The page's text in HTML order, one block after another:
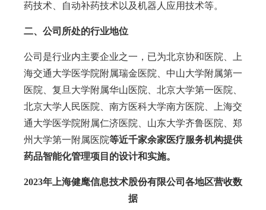
药技术、自动补药技术以及机器人应用技术等。
二、公司所处的行业地位
公司是行业内主要企业之一，已为北京协和医院、上
海交通大学医学院附属瑞金医院、中山大学附属第一
医院、复旦大学附属华山医院、北京大学第一医院、
北京大学人民医院、南方医科大学南方医院、上海交
通大学医学院附属仁济医院、山东大学齐鲁医院、郑
州大学第一附属医院等近千家余家医疗服务机构提供
药品智能化管理项目的设计和实施。
2023年上海健麾信息技术股份有限公司各地区营收数
据